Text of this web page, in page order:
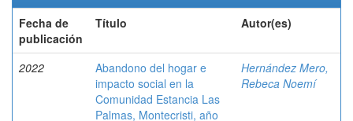
Fecha de
publicación
Título Autor(es)
2022
Abandono del hogar e
impacto social en la
Comunidad Estancia Las
Palmas, Montecristi, año
Hernández Mero,
Rebeca Noemí